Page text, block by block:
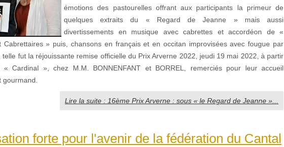
émotions des pastourelles offrant aux participants la primeur de
quelques extraits du « Regard de Jeanne » mais aussi
divertissements en musique avec cabrettes et accordéon de «
Cabrettaires » puis, chansons en français et en occitan improvisées avec fougue par
telle fut la réjouissante remise officielle du Prix Arverne 2022, jeudi 19 mai 2022, à partir
Cardinal », chez M.M. BONNENFANT et BORREL, remerciés pour leur accueil
Lire la suite : 16ème Prix Arverne : sous « le Regard de Jeanne »...
forte pour l'avenir de la fédération du Cantal